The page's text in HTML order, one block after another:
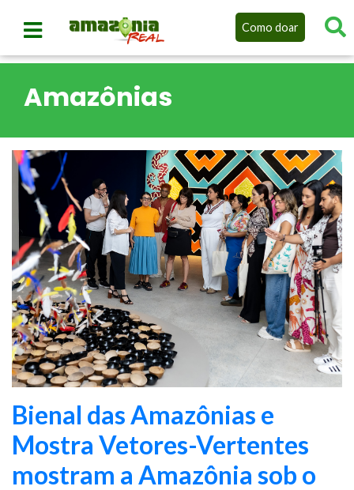
Como doar
Amazônias
Bienal das Amazônias e
Mostra Vetores-Vertentes
mostram a Amazônia sob o